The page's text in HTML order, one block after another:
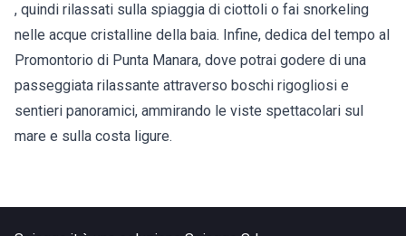
, quindi rilassati sulla spiaggia di ciottoli o fai snorkeling
nelle acque cristalline della baia. Infine, dedica del tempo al
Promontorio di Punta Manara, dove potrai godere di una
passeggiata rilassante attraverso boschi rigogliosi e
sentieri panoramici, ammirando le viste spettacolari sul
mare e sulla costa ligure.